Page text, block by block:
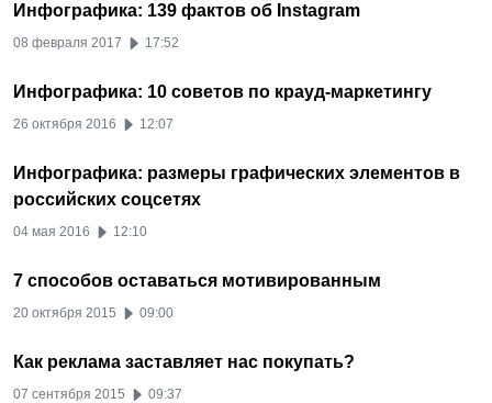
Инфографика: 139 фактов об Instagram
08 февраля 2017 17:52
Инфографика: 10 советов по крауд-маркетингу
26 октября 2016 12:07
Инфографика: размеры графических элементов в
российских соцсетях
04 мая 2016 12:10
7 способов оставаться мотивированным
20 октября 2015 09:00
Как реклама заставляет нас покупать?
07 сентября 2015 09:37